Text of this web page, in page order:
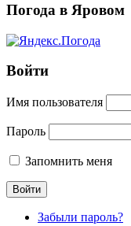
Погода в Яровом
Войти
Имя пользователя
Пароль
Запомнить меня
Забыли пароль?